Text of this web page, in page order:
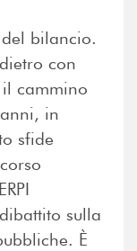
del bilancio.
con
cammino
in
sfide
sulla
È